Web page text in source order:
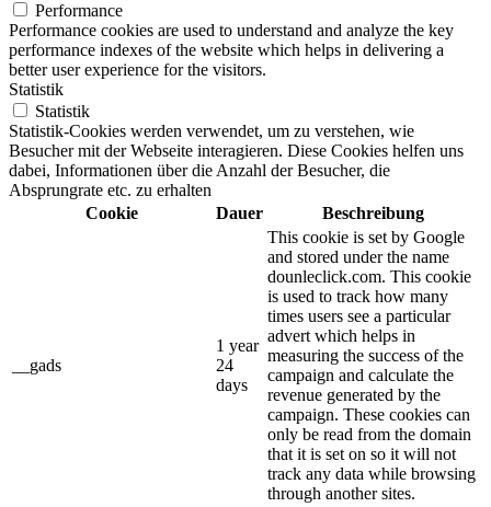
Performance
Performance cookies are used to understand and analyze the key
performance indexes of the website which helps in delivering a
better user experience for the visitors.
Statistik
Statistik
Statistik-Cookies werden verwendet, um zu verstehen, wie
Besucher mit der Webseite interagieren. Diese Cookies helfen uns
dabei, Informationen über die Anzahl der Besucher, die
Absprungrate etc. zu erhalten
Cookie
Dauer Beschreibung
__gads
1 year
24
days
This cookie is set by Google
and stored under the name
dounleclick.com. This cookie
is used to track how many
times users see a particular
advert which helps in
measuring the success of the
campaign and calculate the
revenue generated by the
campaign. These cookies can
only be read from the domain
that it is set on so it will not
track any data while browsing
through another sites.